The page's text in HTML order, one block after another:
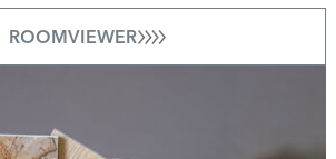
ROOMVIEWER